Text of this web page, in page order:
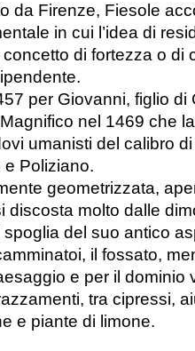
da Firenze, Fiesole
in cui l’idea di
di fortezza o di
per Giovanni, figlio di
nel 1469 che
umanisti del calibro
e Poliziano.
geometrizzata,
discosta molto dalle
del suo antico
il fossato,
e per il dominio
tra cipressi,
e piante di limone.